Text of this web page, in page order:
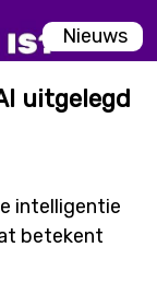
Nieuws
uitgelegd
intelligentie
betekent